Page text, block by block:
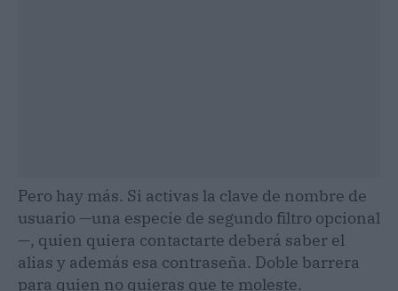
Pero hay más. Si activas la clave de nombre de
usuario —una especie de segundo filtro opcional
—, quien quiera contactarte deberá saber el
alias y además esa contraseña. Doble barrera
para quien no quieras que te moleste.